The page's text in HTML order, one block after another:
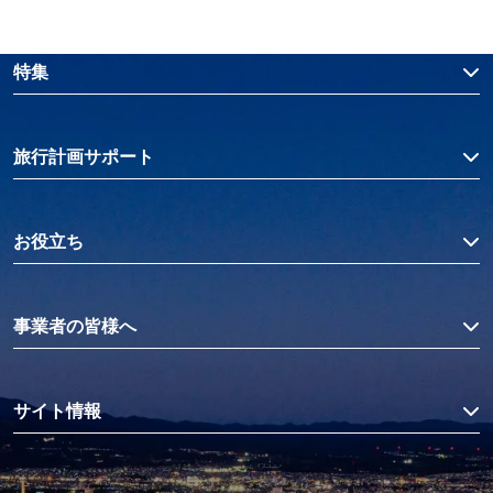
特集
旅行計画サポート
お役立ち
事業者の皆様へ
サイト情報